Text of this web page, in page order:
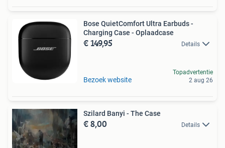
Bose QuietComfort Ultra Earbuds -
Charging Case - Oplaadcase
€ 149,95 Details
Bezoek website
Topadvertentie
2 aug 26
Szilard Banyi - The Case
€ 8,00 Details